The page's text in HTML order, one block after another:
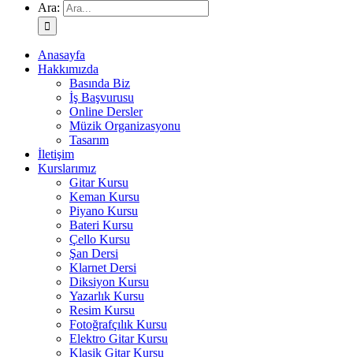
Ara:
Anasayfa
Hakkımızda
Basında Biz
İş Başvurusu
Online Dersler
Müzik Organizasyonu
Tasarım
İletişim
Kurslarımız
Gitar Kursu
Keman Kursu
Piyano Kursu
Bateri Kursu
Çello Kursu
Şan Dersi
Klarnet Dersi
Diksiyon Kursu
Yazarlık Kursu
Resim Kursu
Fotoğrafçılık Kursu
Elektro Gitar Kursu
Klasik Gitar Kursu